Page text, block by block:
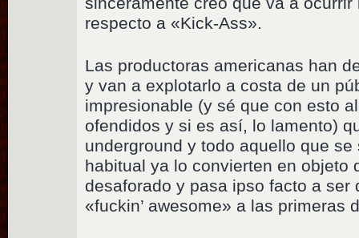
respecto a «Kick-Ass».
Las productoras americanas han
y van a explotarlo a costa de un
impresionable (y sé que con esto
ofendidos y si es así, lo lamento)
underground y todo aquello que
habitual ya lo convierten en objeto
desaforado y pasa ipso facto a ser
«fuckin’ awesome» a las primeras